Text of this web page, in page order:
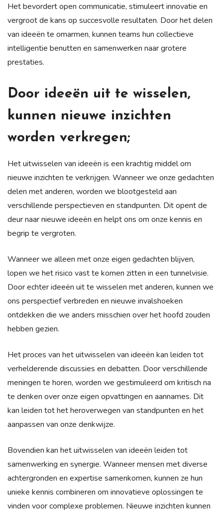
Het bevordert open communicatie, stimuleert innovatie en
vergroot de kans op succesvolle resultaten. Door het delen
van ideeën te omarmen, kunnen teams hun collectieve
intelligentie benutten en samenwerken naar grotere
prestaties.
Door ideeën uit te wisselen,
kunnen nieuwe inzichten
worden verkregen;
Het uitwisselen van ideeën is een krachtig middel om
nieuwe inzichten te verkrijgen. Wanneer we onze gedachten
delen met anderen, worden we blootgesteld aan
verschillende perspectieven en standpunten. Dit opent de
deur naar nieuwe ideeën en helpt ons om onze kennis en
begrip te vergroten.
Wanneer we alleen met onze eigen gedachten blijven,
lopen we het risico vast te komen zitten in een tunnelvisie.
Door echter ideeën uit te wisselen met anderen, kunnen we
ons perspectief verbreden en nieuwe invalshoeken
ontdekken die we anders misschien over het hoofd zouden
hebben gezien.
Het proces van het uitwisselen van ideeën kan leiden tot
verhelderende discussies en debatten. Door verschillende
meningen te horen, worden we gestimuleerd om kritisch na
te denken over onze eigen opvattingen en aannames. Dit
kan leiden tot het heroverwegen van standpunten en het
aanpassen van onze denkwijze.
Bovendien kan het uitwisselen van ideeën leiden tot
samenwerking en synergie. Wanneer mensen met diverse
achtergronden en expertise samenkomen, kunnen ze hun
unieke kennis combineren om innovatieve oplossingen te
vinden voor complexe problemen. Nieuwe inzichten kunnen